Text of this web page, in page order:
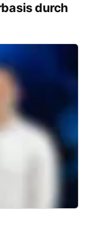
durch